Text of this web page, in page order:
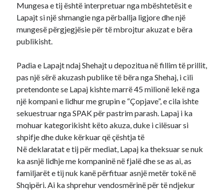
Mungesa e tij është interpretuar nga mbështetësit e
Lapajt si një shmangie nga përballja ligjore dhe një
mungesë përgjegjësie për të mbrojtur akuzat e bëra
publikisht.​
Padia e Lapajt ndaj Shehajt u depozitua në fillim të prillit,
pas një sërë akuzash publike të bëra nga Shehaj, i cili
pretendonte se Lapaj kishte marrë 45 milionë lekë nga
një kompani e lidhur me grupin e “Çopjave”, e cila ishte
sekuestruar nga SPAK për pastrim parash. Lapaj i ka
mohuar kategorikisht këto akuza, duke i cilësuar si
shpifje dhe duke kërkuar që çështja të
Në deklaratat e tij për mediat, Lapaj ka theksuar se nuk
ka asnjë lidhje me kompaninë në fjalë dhe se as ai, as
familjarët e tij nuk kanë përfituar asnjë metër tokë në
Shqipëri. Ai ka shprehur vendosmërinë për të ndjekur